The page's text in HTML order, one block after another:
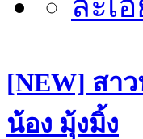
[NEW] สา
น้อง มุ้งมิ้ง